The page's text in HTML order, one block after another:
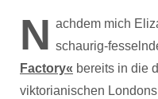
N achdem mich
schaurig-
Factory« bereits in die
viktorianischen